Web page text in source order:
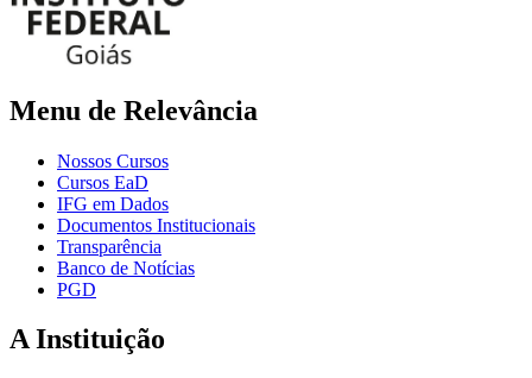
Menu de Relevância
Nossos Cursos
Cursos EaD
IFG em Dados
Documentos Institucionais
Transparência
Banco de Notícias
PGD
A Instituição